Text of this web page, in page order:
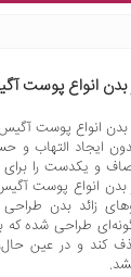
انواع پوست آگیس 10
بدن انواع پوست
ایجاد التهاب و
و یکدست را برای
بدن انواع پوست
زائد بدن
طراحی شده که
کند و در عین